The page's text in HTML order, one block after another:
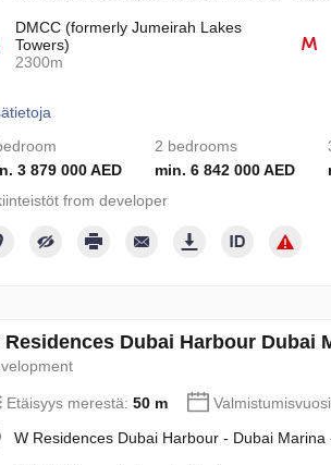
DMCC (formerly Jumeirah Lakes
Towers)
2300m
3 879 000 AED
2 bedrooms
min. 6 842 000 AED
from developer
Residences Dubai Harbour Dubai
Etäisyys merestä: 50 m
W Residences Dubai Harbour - Dubai Marina